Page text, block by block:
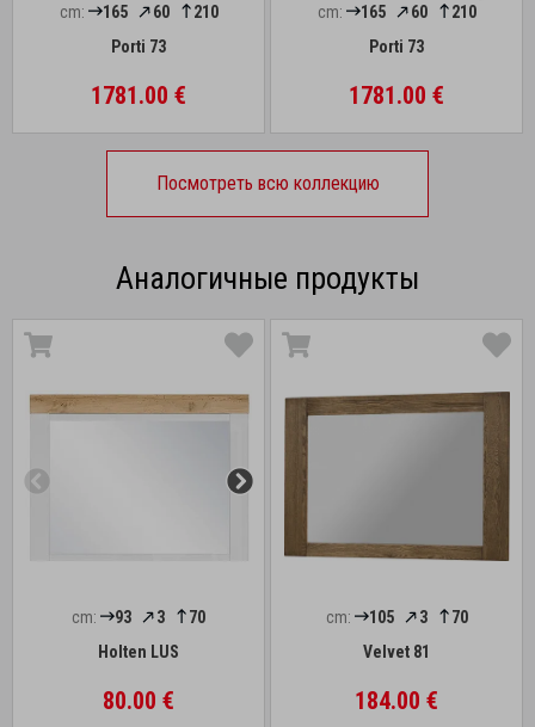
cm: 165 60
210
Porti 73
1781.00 €
cm: 165 60
210
Porti 73
1781.00 €
Посмотреть всю коллекцию
Аналогичные продукты
cm: 93 3
70
Holten LUS
80.00 €
cm: 105 3
70
Velvet 81
184.00 €